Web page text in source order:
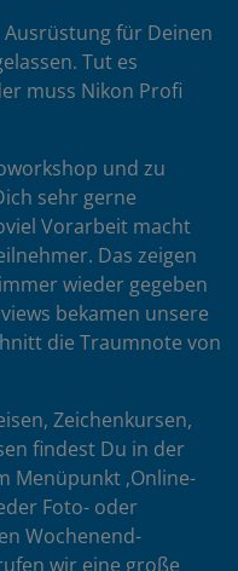
für Deinen
Tut es
muss Nikon Profi
und zu
sehr gerne
Vorarbeit macht
Das zeigen
wieder gegeben
bekamen unsere
die Traumnote von
Zeichenkursen,
findest Du in der
Menüpunkt ‚Online-
Foto- oder
Wochenend-
wir eine große